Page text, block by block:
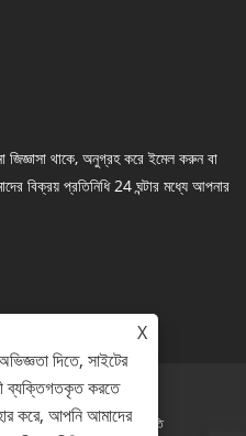
থাকে, অনুগ্রহ করে ইমেল করুন বা
বিক্রয় প্রতিনিধি 24 ঘন্টার মধ্যে আপনার
RSS XML গোপনীয়তা নীতি
X
দিতে, সাইটের
ব্যক্তিগতকৃত করতে
করে, আপনি আমাদের